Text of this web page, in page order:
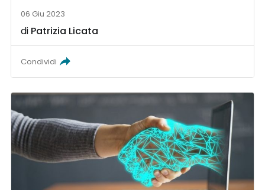
06 Giu 2023
di Patrizia Licata
Condividi